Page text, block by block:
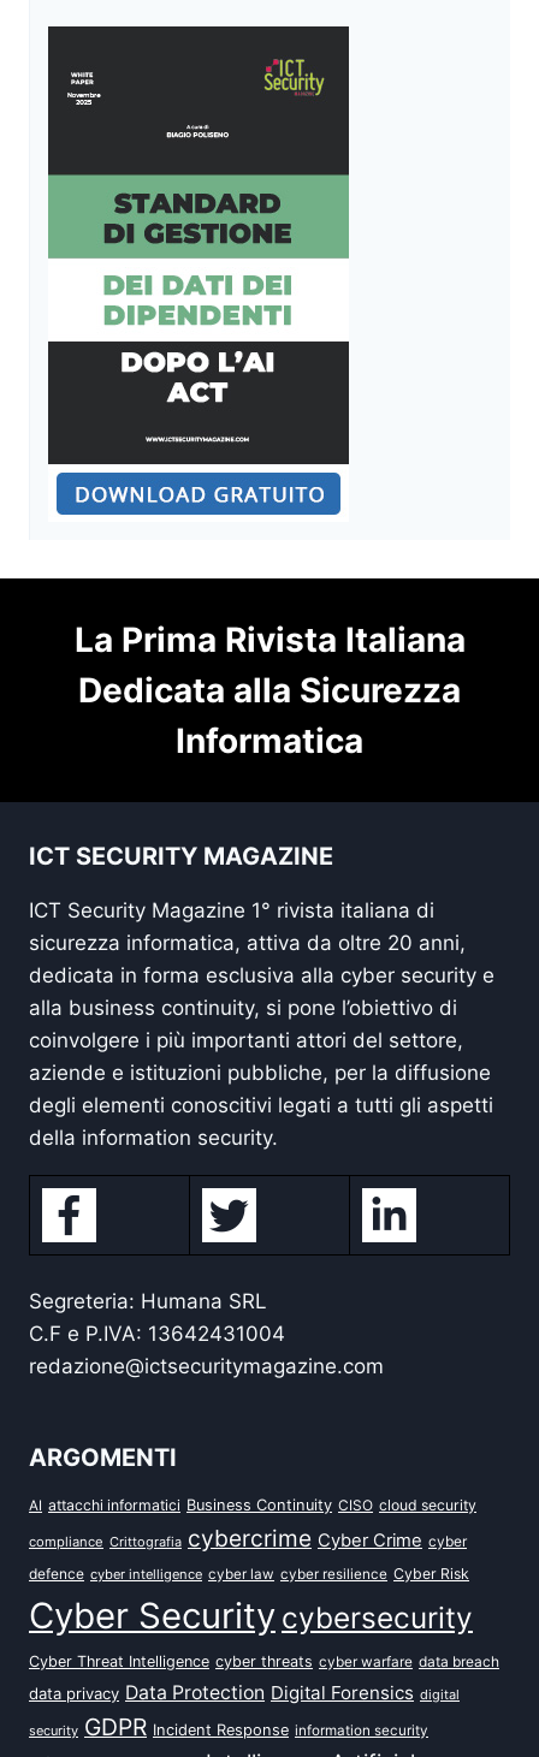
La Prima Rivista Italiana
Dedicata alla Sicurezza
Informatica
ICT SECURITY MAGAZINE
ICT Security Magazine 1° rivista italiana di
sicurezza informatica, attiva da oltre 20 anni,
dedicata in forma esclusiva alla cyber security e
alla business continuity, si pone l’obiettivo di
coinvolgere i più importanti attori del settore,
aziende e istituzioni pubbliche, per la diffusione
degli elementi conoscitivi legati a tutti gli aspetti
della information security.
Segreteria: Humana SRL
C.F e P.IVA: 13642431004
redazione@ictsecuritymagazine.com
ARGOMENTI
AI attacchi informatici Business Continuity CISO cloud security
compliance Crittografia cybercrime Cyber Crime cyber
defence cyber intelligence cyber law cyber resilience Cyber Risk
Cyber Security cybersecurity
Cyber Threat Intelligence cyber threats cyber warfare data breach
data privacy Data Protection Digital Forensics digital
security GDPR Incident Response information security